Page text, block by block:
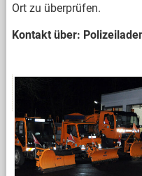
Ort zu überprüfen.
Kontakt über: